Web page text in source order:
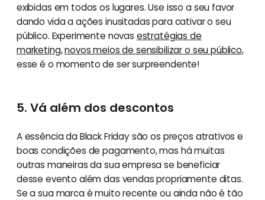
exibidas em todos os lugares. Use isso a seu favor
dando vida a ações inusitadas para cativar o seu
público. Experimente novas estratégias de
marketing,novos meios de sensibilizar o seu público,
esse é o momento de ser surpreendente!
5. Vá além dos descontos
A essência da Black Friday são os preços atrativos e
boas condições de pagamento, mas há muitas
outras maneiras da sua empresa se beneficiar
desse evento além das vendas propriamente ditas.
Se a sua marca é muito recente ou ainda não é tão